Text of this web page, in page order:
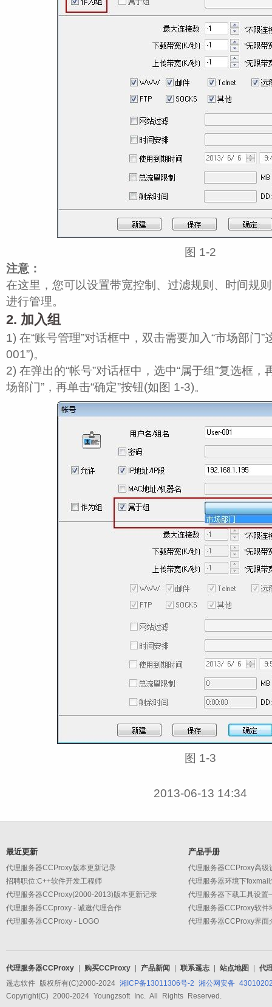
图 1‑2
注意：
在这里，您可以设置带宽控制、过滤规则、时间规
进行管理。
2. 加入组
1) 在“账号管理”对话框中，双击需要加入“市场部门”
001”)。
2) 在弹出的“帐号”对话框中，选中“属于组”复选框，
场部门”，再单击“确定”按钮(如图 1‑3)。
图 1‑3
2013-06-13 14:34
最近更新
代理服务器CCProxy版本更新记录
招聘职位:C++软件开发工程师
代理服务器CCProxy(2000-2013)版本更新记录
代理服务器CCproxy - 诚邀代理合作
代理服务器CCProxy - LOGO
产品手册
代理服务器环境下
代理服务器CCProxy软件
代理服务器CCProxy界面
代理服务器CCProxy | 购买CCProxy | 产品新闻 | 联系遥志 | 站点地图 | 代
遥志软件 版权所有(C)2000-2024 湘ICP备13011306号-2 湘公网安备
Copyright(C) 2000-2024 Youngzsoft Inc. All Rights Reserved.